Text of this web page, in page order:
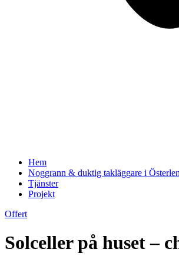
Hem
Noggrann & duktig takläggare i Österlen
Tjänster
Projekt
Offert
Solceller på huset –